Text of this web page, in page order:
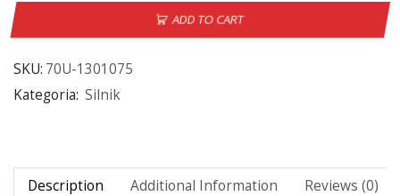
ADD TO CART
SKU: 70U-1301075
Kategoria: Silnik
Description Additional Information Reviews (0)